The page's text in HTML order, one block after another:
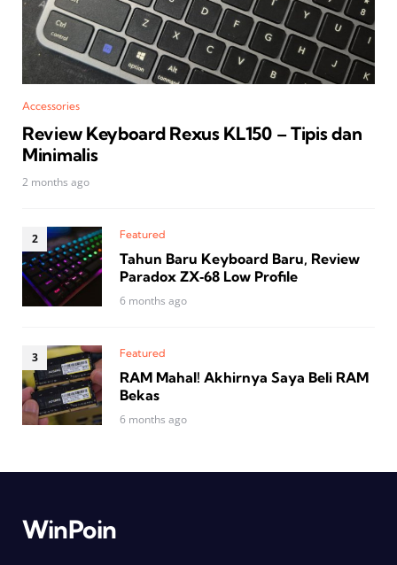
Accessories
Review Keyboard Rexus KL150 – Tipis dan
Minimalis
2 months ago
Featured
Tahun Baru Keyboard Baru, Review
Paradox ZX‑68 Low Profile
6 months ago
Featured
RAM Mahal! Akhirnya Saya Beli RAM
Bekas
6 months ago
WinPoin